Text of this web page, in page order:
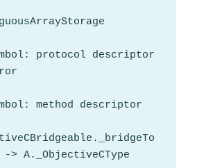
protocol descriptor
method descriptor
> A._ObjectiveCType